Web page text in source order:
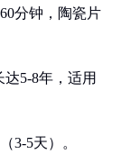
分钟，陶瓷片
5-8年，适用
3-5天）。